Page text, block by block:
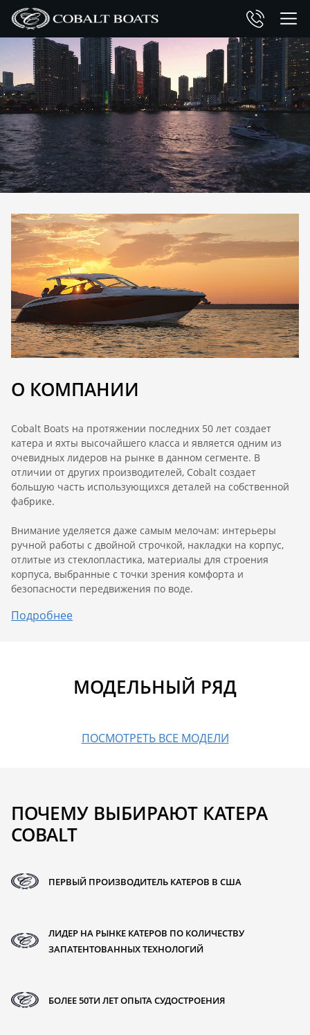
О КОМПАНИИ
Cobalt Boats на протяжении последних 50 лет создает
катера и яхты высочайшего класса и является одним из
очевидных лидеров на рынке в данном сегменте. В
отличии от других производителей, Cobalt создает
большую часть использующихся деталей на собственной
фабрике.
Внимание уделяется даже самым мелочам: интерьеры
ручной работы с двойной строчкой, накладки на корпус,
отлитые из стеклопластика, материалы для строения
корпуса, выбранные с точки зрения комфорта и
безопасности передвижения по воде.
Подробнее
МОДЕЛЬНЫЙ РЯД
ПОСМОТРЕТЬ ВСЕ МОДЕЛИ
ПОЧЕМУ ВЫБИРАЮТ КАТЕРА
COBALT
ПЕРВЫЙ ПРОИЗВОДИТЕЛЬ КАТЕРОВ В США
ЛИДЕР НА РЫНКЕ КАТЕРОВ ПО КОЛИЧЕСТВУ
ЗАПАТЕНТОВАННЫХ ТЕХНОЛОГИЙ
БОЛЕЕ 50ТИ ЛЕТ ОПЫТА СУДОСТРОЕНИЯ